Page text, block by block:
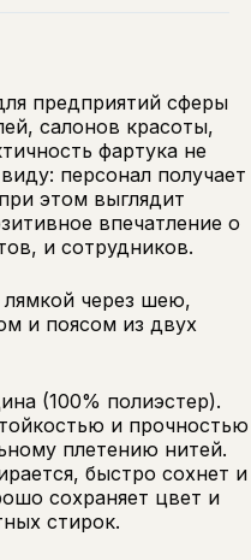
предприятий сферы
салонов красоты,
фартука не
персонал получает
этом выглядит
впечатление о
и сотрудников.
лямкой через шею,
и поясом из двух
(100% полиэстер).
и прочностью
плетению нитей.
быстро сохнет и
сохраняет цвет и
стирок.